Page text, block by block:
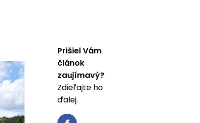
Prišiel Vám
článok
zaujímavý?
Zdieľajte ho
ďalej.